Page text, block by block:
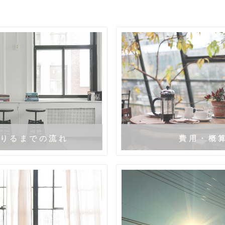
るまでの流れ 費用・概